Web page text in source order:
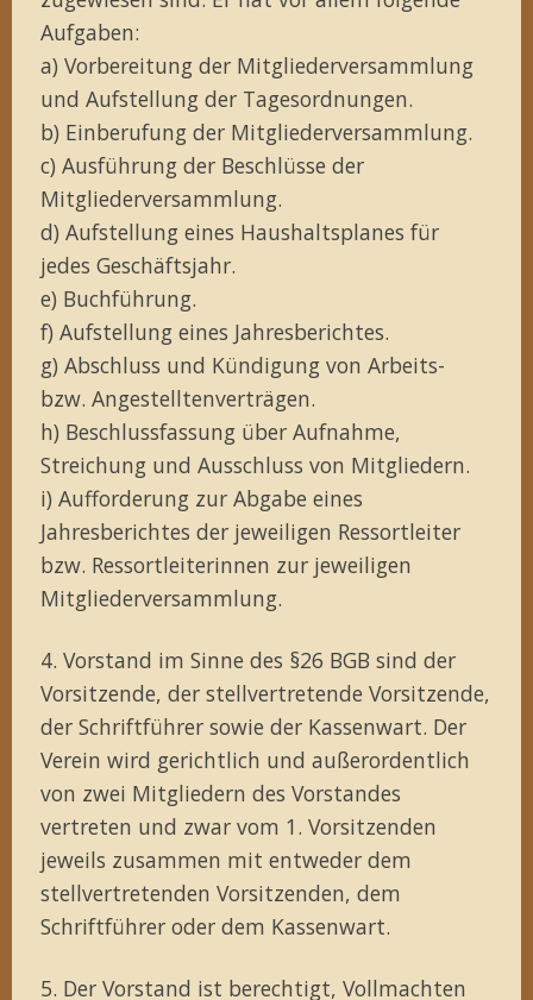
Aufgaben:
a) Vorbereitung der Mitgliederversammlung
und Aufstellung der Tagesordnungen.
b) Einberufung der Mitgliederversammlung.
c) Ausführung der Beschlüsse der
Mitgliederversammlung.
d) Aufstellung eines Haushaltsplanes für
jedes Geschäftsjahr.
e) Buchführung.
f) Aufstellung eines Jahresberichtes.
g) Abschluss und Kündigung von Arbeits-
bzw. Angestelltenverträgen.
h) Beschlussfassung über Aufnahme,
Streichung und Ausschluss von Mitgliedern.
i) Aufforderung zur Abgabe eines
Jahresberichtes der jeweiligen Ressortleiter
bzw. Ressortleiterinnen zur jeweiligen
Mitgliederversammlung.
4. Vorstand im Sinne des §26 BGB sind der
Vorsitzende, der stellvertretende Vorsitzende,
der Schriftführer sowie der Kassenwart. Der
Verein wird gerichtlich und außerordentlich
von zwei Mitgliedern des Vorstandes
vertreten und zwar vom 1. Vorsitzenden
jeweils zusammen mit entweder dem
stellvertretenden Vorsitzenden, dem
Schriftführer oder dem Kassenwart.
5. Der Vorstand ist berechtigt, Vollmachten